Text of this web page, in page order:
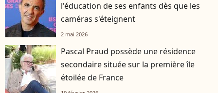
l'éducation de ses enfants dès que les
caméras s'éteignent
2 mai 2026
Pascal Praud possède une résidence
secondaire située sur la première île
étoilée de France